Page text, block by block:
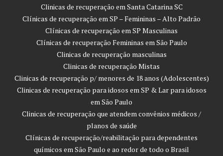
Clinicas de recuperação em Santa Catarina SC
Clínicas de recuperação em SP – Femininas – Alto Padrão
Clínicas de recuperação em SP Masculinas
Clínicas de recuperação Femininas em São Paulo
Clinicas de recuperação masculinas
Clinicas de recuperação Mistas
Clinicas de recuperação p/ menores de 18 anos (Adolescentes)
Clinicas de recuperação para idosos em SP & Lar para idosos
em São Paulo
Clinicas de recuperação que atendem convênios médicos /
planos de saúde
Clínicas de recuperação/reabilitação para dependentes
químicos em São Paulo e ao redor de todo o Brasil